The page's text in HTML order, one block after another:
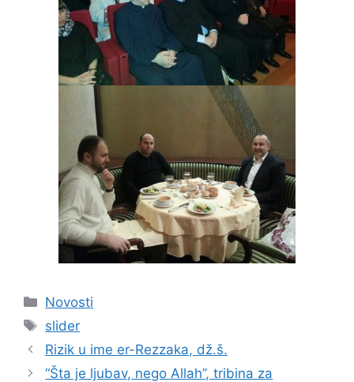
Kategorije
Novosti
Oznake
slider
Rizik u ime er-Rezzaka, dž.š.
“Šta je ljubav, nego Allah”, tribina za